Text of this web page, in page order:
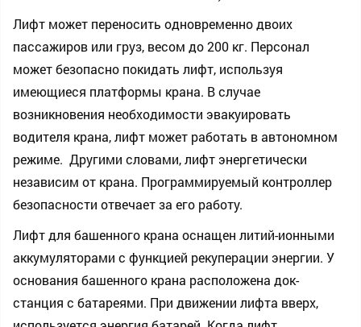
Лифт может переносить одновременно двоих
пассажиров или груз, весом до 200 кг. Персонал
может безопасно покидать лифт, используя
имеющиеся платформы крана. В случае
возникновения необходимости эвакуировать
водителя крана, лифт может работать в автономном
режиме. Другими словами, лифт энергетически
независим от крана. Программируемый контроллер
безопасности отвечает за его работу.
Лифт для башенного крана оснащен литий-ионными
аккумуляторами с функцией рекуперации энергии. У
основания башенного крана расположена док-
станция с батареями. При движении лифта вверх,